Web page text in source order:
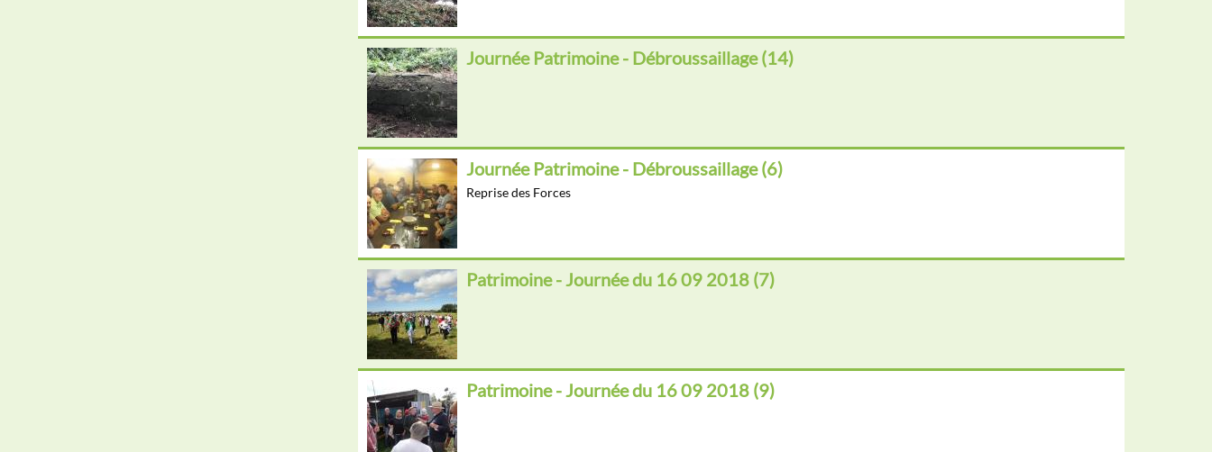
Journée Patrimoine - Débroussaillage (14)
Journée Patrimoine - Débroussaillage (6)
Reprise des Forces
Patrimoine - Journée du 16 09 2018 (7)
Patrimoine - Journée du 16 09 2018 (9)